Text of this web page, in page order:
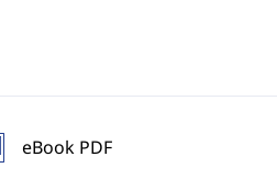
eBook PDF